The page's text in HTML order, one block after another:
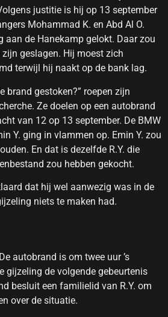
justitie is hij op 13 september
Mohammad K. en Abd Al O.
aan de Hanekamp gelokt. Daar zou
geslagen. Hij moest zich
terwijl hij naakt op de bank lag.
brand gestoken?” roepen zijn
Ze doelen op een autobrand
van 12 op 13 september. De BMW
Y. ging in vlammen op. Emin Y. zou
En dat is dezelfde R.Y. die
zou hebben gekocht.
dat hij wel aanwezig was in de
niets te maken had.
autobrand is om twee uur ’s
gijzeling de volgende gebeurtenis
besluit een familielid van R.Y. om
over de situatie.